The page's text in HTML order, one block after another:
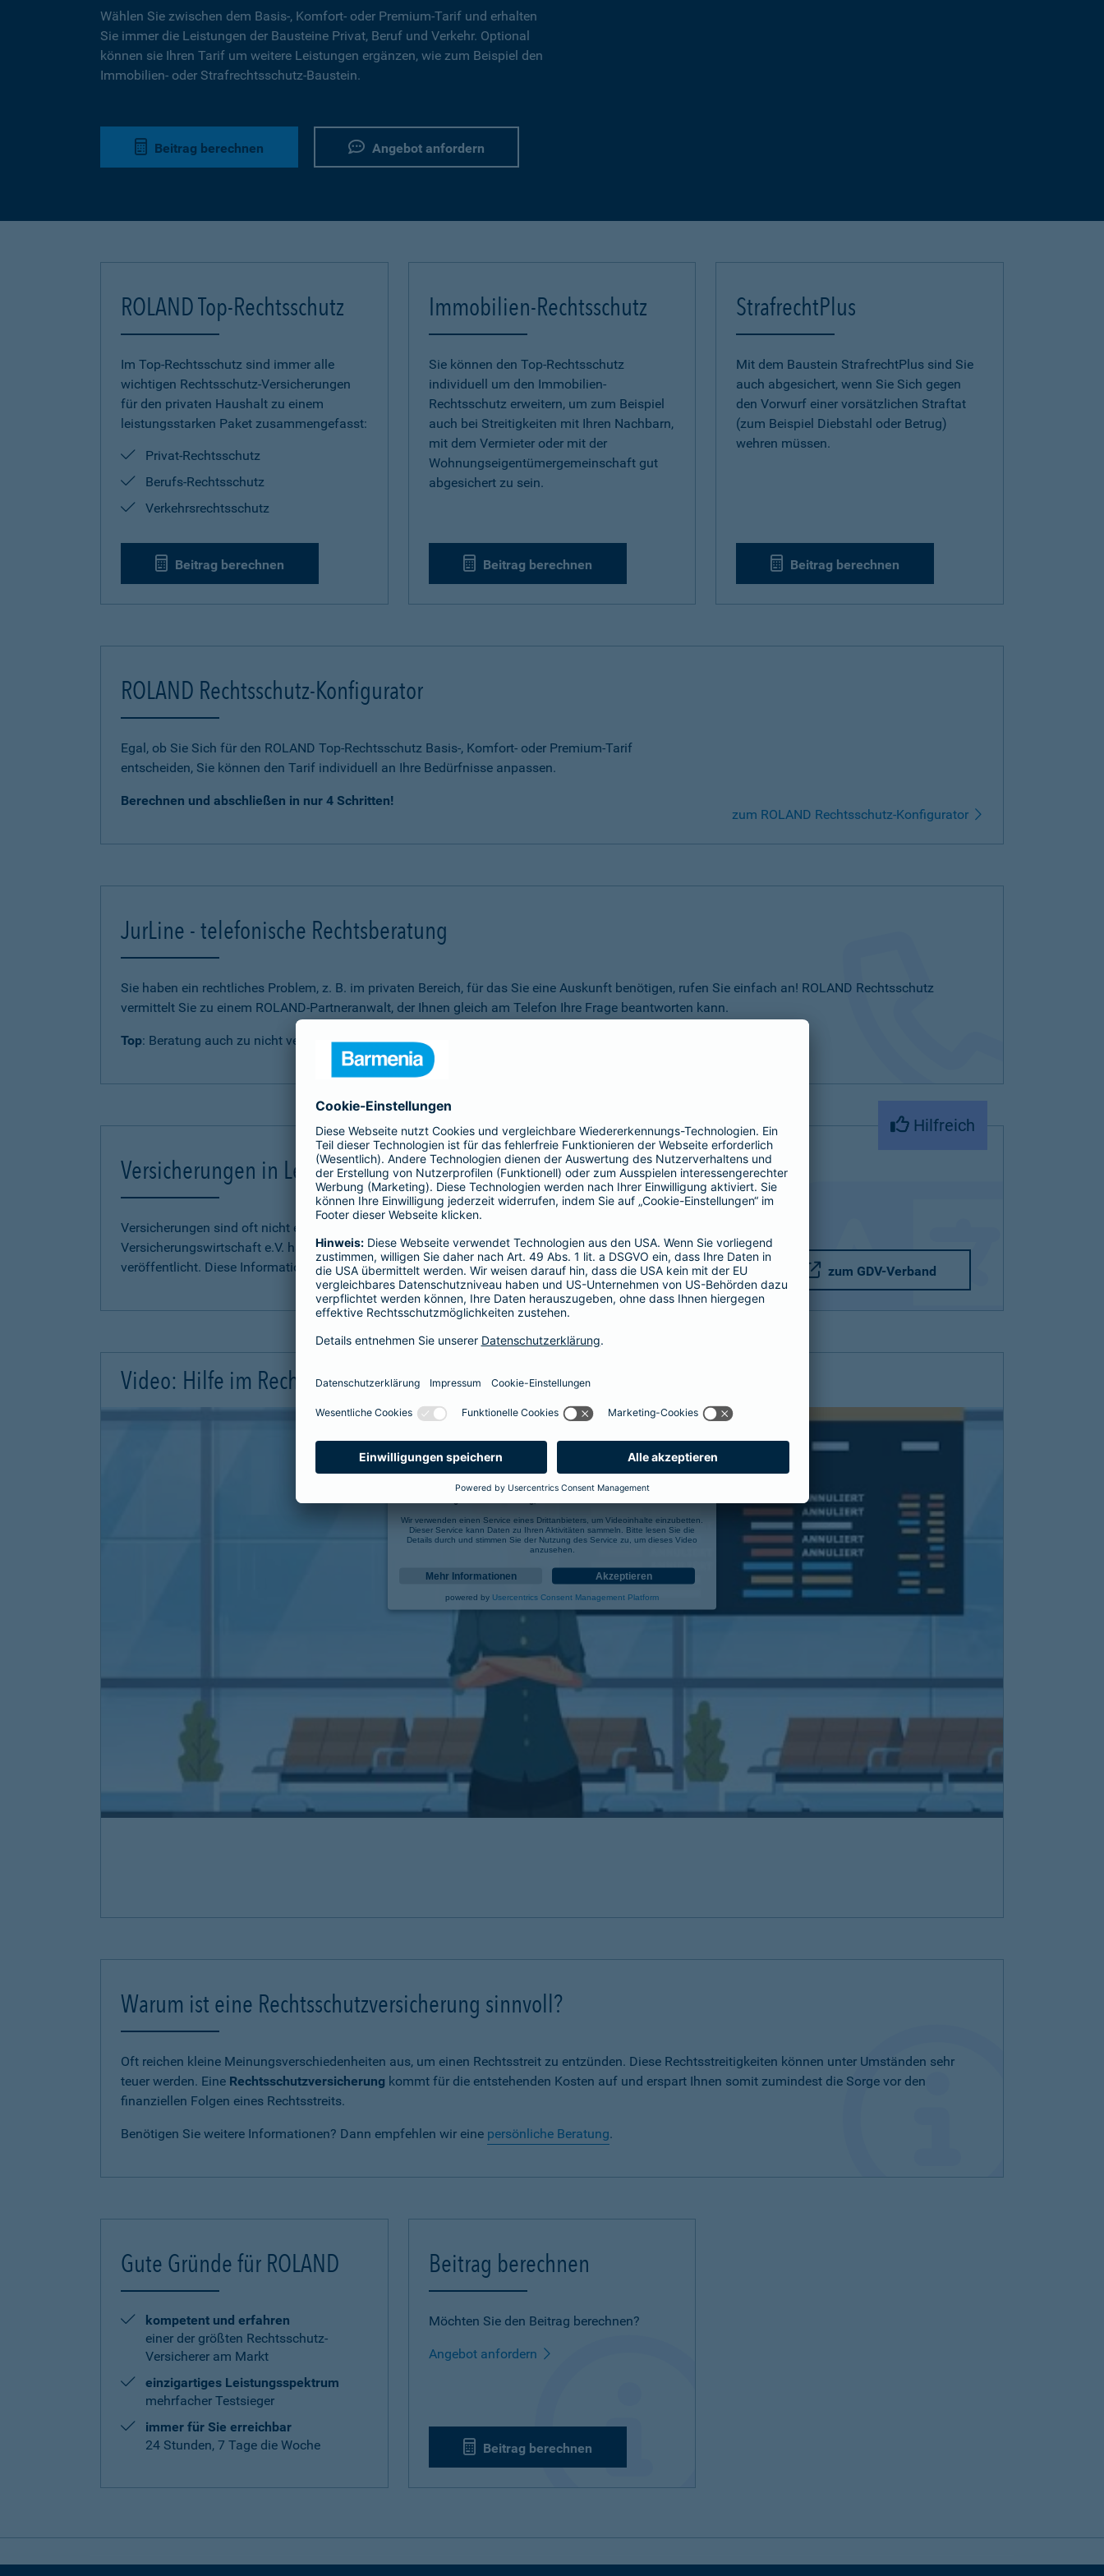
Wählen Sie zwischen dem Basis-, Komfort- oder Premium-Tarif und erhalten
Sie immer die Leistungen der Bausteine Privat, Beruf und Verkehr. Optional
können sie Ihren Tarif um weitere Leistungen ergänzen, wie zum Beispiel den
Immobilien- oder Strafrechtsschutz-Baustein.
Beitrag berechnen Angebot anfordern
ROLAND Top-Rechtsschutz
Im Top-Rechtsschutz sind immer alle
wichtigen Rechtsschutz-Versicherungen
für den privaten Haushalt zu einem
leistungsstarken Paket zusammengefasst:
Privat-Rechtsschutz
Berufs-Rechtsschutz
Verkehrsrechtsschutz
Beitrag berechnen
Immobilien-Rechtsschutz
Sie können den Top-Rechtsschutz
individuell um den Immobilien-
Rechtsschutz erweitern, um zum Beispiel
auch bei Streitigkeiten mit Ihren Nachbarn,
mit dem Vermieter oder mit der
Wohnungseigentümergemeinschaft gut
abgesichert zu sein.
Beitrag berechnen
StrafrechtPlus
Mit dem Baustein StrafrechtPlus sind Sie
auch abgesichert, wenn Sie Sich gegen
den Vorwurf einer vorsätzlichen Straftat
(zum Beispiel Diebstahl oder Betrug)
wehren müssen.
Beitrag berechnen
ROLAND Rechtsschutz-Konfigurator
Egal, ob Sie Sich für den ROLAND Top-Rechtsschutz Basis-, Komfort- oder Premium-Tarif
entscheiden, Sie können den Tarif individuell an Ihre Bedürfnisse anpassen.
Berechnen und abschließen in nur 4 Schritten!
zum ROLAND Rechtsschutz-Konfigurator
JurLine - telefonische Rechtsberatung
Sie haben ein rechtliches Problem, z. B. im privaten Bereich, für das Sie eine Auskunft benötigen, rufen Sie einfach an! ROLAND Rechtsschutz
vermittelt Sie zu einem ROLAND-Partneranwalt, der Ihnen gleich am Telefon Ihre Frage beantworten kann.
Top: Beratung auch zu nicht versicherten Rechtsfragen.
Hilfreich
Versicherungen in Leichter Sprache erklärt
Versicherungen sind oft nicht einfach zu verstehen. Der Gesamtverband der Deutschen
Versicherungswirtschaft e.V. hat
Informationen in Leichter Sprache zu diversen Versicherungen
veröffentlicht. Diese Informationen finden Sie hier.
zum GDV-Verband
Video: Hilfe im Rechtsschutzfall
Wir verwenden einen Service eines Drittanbieters, um Videoinhalte einzubetten.
Dieser Service kann Daten zu Ihren Aktivitäten sammeln. Bitte lesen Sie die
Details durch und stimmen Sie der Nutzung des Service zu, um dieses Video
anzusehen.
Mehr Informationen Akzeptieren
powered by Usercentrics Consent Management Platform
Warum ist eine Rechtsschutzversicherung sinnvoll?
Oft reichen kleine Meinungsverschiedenheiten aus, um einen Rechtsstreit zu entzünden. Diese Rechtsstreitigkeiten können unter Umständen sehr
teuer werden. Eine Rechtsschutzversicherung kommt für die entstehenden Kosten auf und erspart Ihnen somit zumindest die Sorge vor den
finanziellen Folgen eines Rechtsstreits.
Benötigen Sie weitere Informationen? Dann empfehlen wir eine persönliche Beratung.
Gute Gründe für ROLAND
kompetent und erfahren
einer der größten Rechtsschutz-
Versicherer am Markt
einzigartiges Leistungsspektrum
mehrfacher Testsieger
immer für Sie erreichbar
24 Stunden, 7 Tage die Woche
Beitrag berechnen
Möchten Sie den Beitrag berechnen?
Angebot anfordern
Beitrag berechnen